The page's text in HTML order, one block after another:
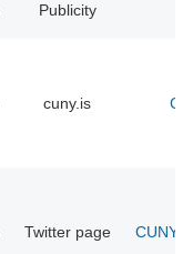
Publicity
cuny.is
Twitter page CUNY